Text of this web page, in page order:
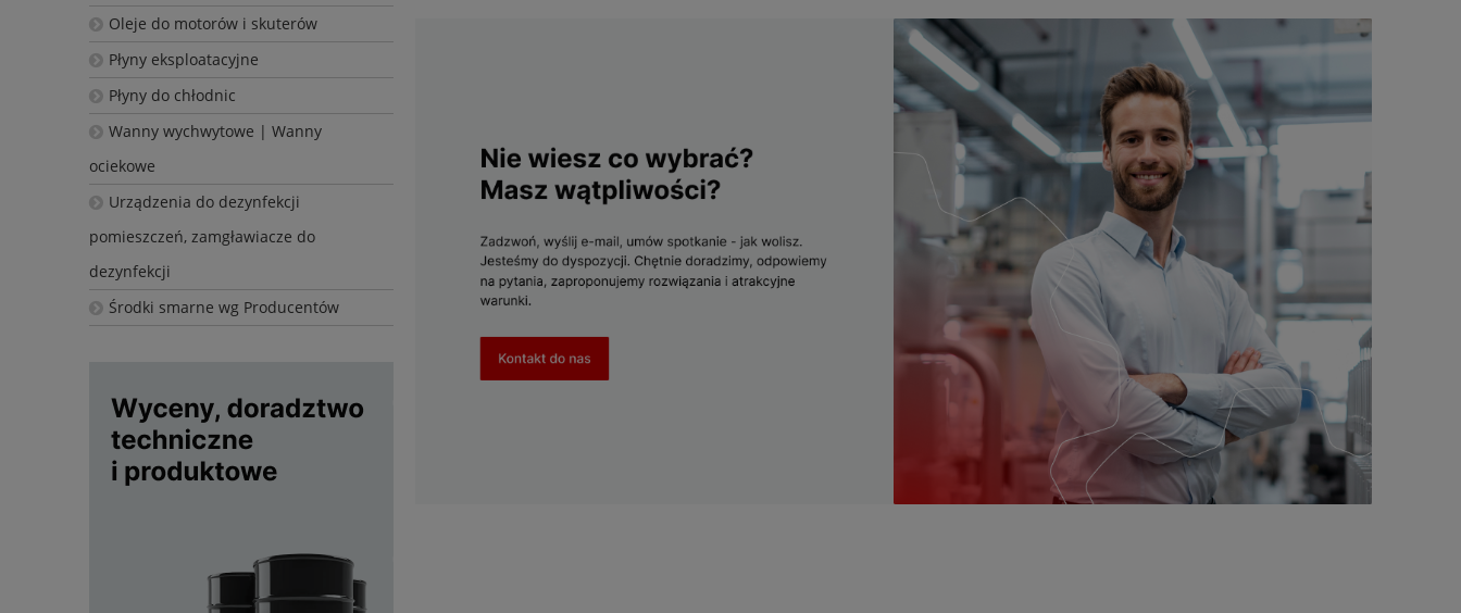
Oleje do motorów i skuterów
Płyny eksploatacyjne
Płyny do chłodnic
Wanny wychwytowe | Wanny
ociekowe
Urządzenia do dezynfekcji
pomieszczeń, zamgławiacze do
dezynfekcji
Środki smarne wg Producentów